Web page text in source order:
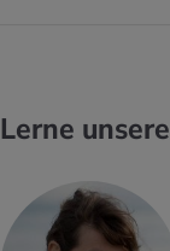
Lerne unsere